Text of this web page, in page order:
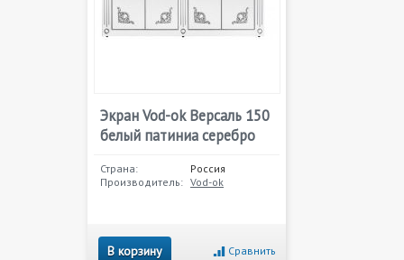
Экран Vod-ok Версаль 150
белый патиниа серебро
Страна:
Россия
Производитель: Vod-ok
В корзину Сравнить